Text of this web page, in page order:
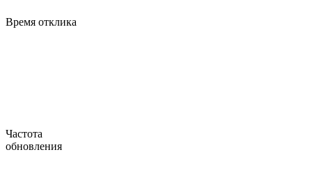
Время отклика
Частота
обновления